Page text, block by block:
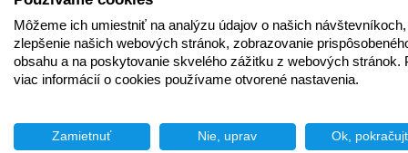
Môžeme ich umiestniť na analýzu údajov o našich
zlepšenie našich webových stránok, zobrazovanie
obsahu a na poskytovanie skvelého zážitku z webových stránok.
viac informácií o cookies používame otvorené nastavenia.
Zamietnuť Nie, uprav Ok,